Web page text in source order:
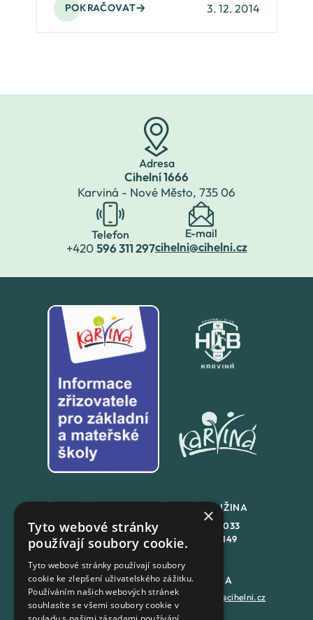
POKRAČOVAT
3. 12. 2014
Adresa
Cihelní 1666
Karviná - Nové Město, 735 06
Telefon
+420596 311 297
E-mail
cihelni@cihelni.cz
+420558 846 032
+420702 167 150
ŠKOLNÍ DRUŽINA
558 846 033
+420
702 167 149
DATOVÁ SCHRÁNKA
7batxeb
PODATELNA
epodatelna@cihelni.cz
×
Tyto webové stránky
používají soubory cookie.
Tyto webové stránky používají soubory
cookie ke zlepšení uživatelského zážitku.
Používáním našich webových stránek
souhlasíte se všemi soubory cookie v